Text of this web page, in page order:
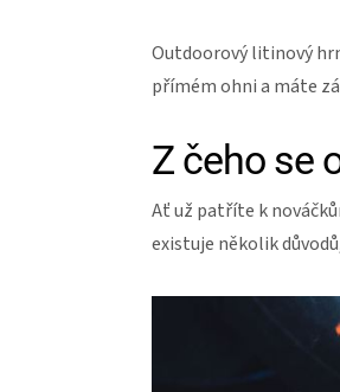
Outdoorový litinový
přímém ohni a máte
Z čeho se
Ať už patříte k
existuje několik